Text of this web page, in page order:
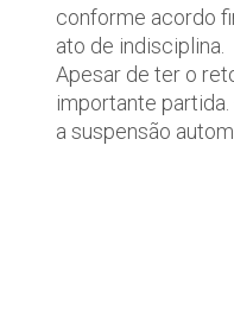
conforme acordo
ato de indisciplina.
Apesar de ter o
importante
a suspensão